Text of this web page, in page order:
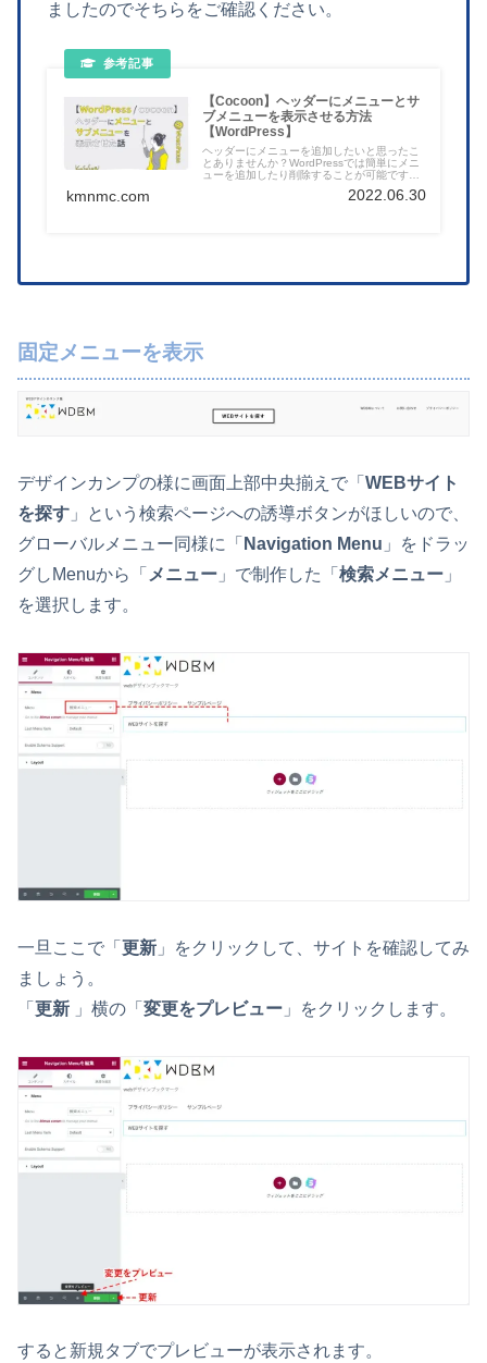
ましたのでそちらをご確認ください。
【Cocoon】ヘッダーにメニューとサ
ブメニューを表示させる方法
【WordPress】
ヘッダーにメニューを追加したいと思ったこ
とありませんか？WordPressでは簡単にメニ
ューを追加したり削除することが可能です。
レートcocoonでのお話になりますが、他テー
kmnmc.com 2022.06.30
固定メニューを表示
デザインカンプの様に画面上部中央揃えで「 WEBサイト
を探す 」という検索ページへの誘導ボタンがほしいので、
グローバルメニュー同様に「 Navigation Menu 」をドラッ
グしMenuから「 メニュー 」で制作した「 検索メニュー 」
を選択します。
一旦ここで「 更新 」をクリックして、サイトを確認してみ
ましょう。
「 更新 」横の「 変更をプレビュー 」をクリックします。
すると新規タブでプレビューが表示されます。